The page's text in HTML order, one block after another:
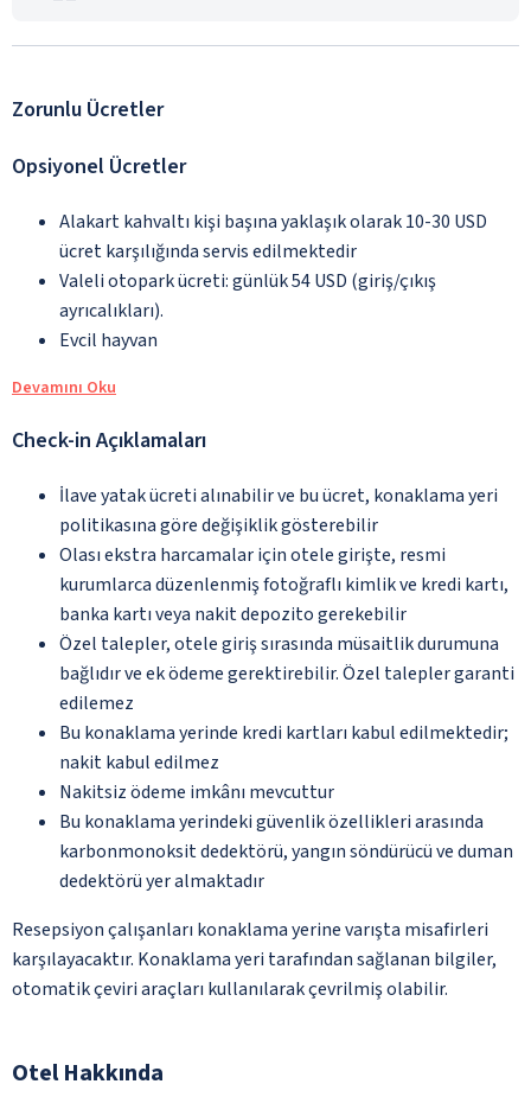
Zorunlu Ücretler
Opsiyonel Ücretler
Alakart kahvaltı kişi başına yaklaşık olarak 10-30 USD
ücret karşılığında servis edilmektedir
Valeli otopark ücreti: günlük 54 USD (giriş/çıkış
ayrıcalıkları).
Evcil hayvan
Devamını Oku
Check-in Açıklamaları
İlave yatak ücreti alınabilir ve bu ücret, konaklama yeri
politikasına göre değişiklik gösterebilir
Olası ekstra harcamalar için otele girişte, resmi
kurumlarca düzenlenmiş fotoğraflı kimlik ve kredi kartı,
banka kartı veya nakit depozito gerekebilir
Özel talepler, otele giriş sırasında müsaitlik durumuna
bağlıdır ve ek ödeme gerektirebilir. Özel talepler garanti
edilemez
Bu konaklama yerinde kredi kartları kabul edilmektedir;
nakit kabul edilmez
Nakitsiz ödeme imkânı mevcuttur
Bu konaklama yerindeki güvenlik özellikleri arasında
karbonmonoksit dedektörü, yangın söndürücü ve duman
dedektörü yer almaktadır
Resepsiyon çalışanları konaklama yerine varışta misafirleri
karşılayacaktır. Konaklama yeri tarafından sağlanan bilgiler,
otomatik çeviri araçları kullanılarak çevrilmiş olabilir.
Otel Hakkında